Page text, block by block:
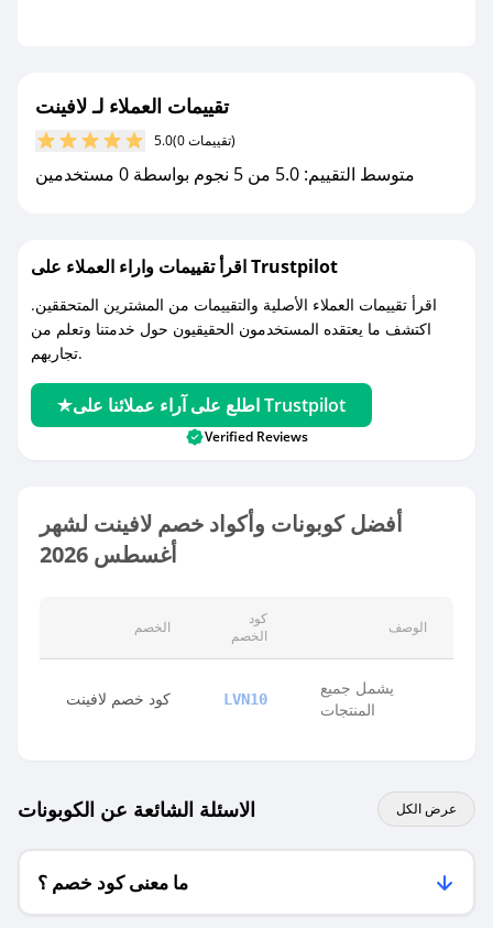
مع صحصح، تسوق بذكاء ووفّر على كل مشترياتك مع
تقييمات العملاء لـ لافينت
5.0 (0 تقييمات)
متوسط التقييم: 5.0 من 5 نجوم بواسطة 0 مستخدمين
اقرأ تقييمات واراء العملاء على Trustpilot
اقرأ تقييمات العملاء الأصلية والتقييمات من المشترين المتحققين.
اكتشف ما يعتقده المستخدمون الحقيقيون حول خدمتنا وتعلم من
تجاربهم.
اطلع على آراء عملائنا على Trustpilot
Verified Reviews
أفضل كوبونات وأكواد خصم لافينت لشهر
أغسطس 2026
الخصم
كود
الخصم
الوصف
كود خصم لافينت LVN10
يشمل جميع
المنتجات
الاسئلة الشائعة عن الكوبونات عرض الكل
ما معنى كود خصم ؟